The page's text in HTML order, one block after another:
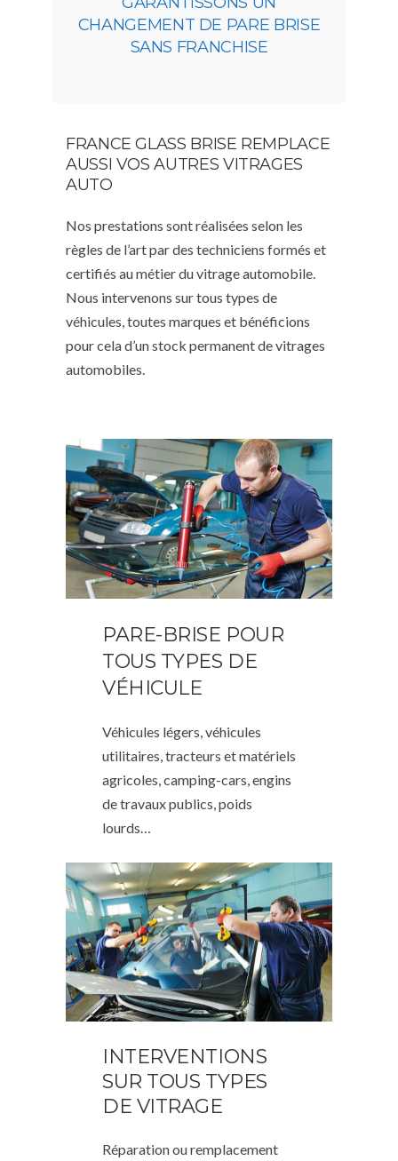
CHANGEMENT DE PARE BRISE
SANS FRANCHISE
FRANCE GLASS BRISE REMPLACE
AUSSI VOS AUTRES VITRAGES
AUTO
Nos prestations sont réalisées selon les
règles de l’art par des techniciens formés et
certifiés au métier du vitrage automobile.
Nous intervenons sur tous types de
véhicules, toutes marques et bénéficions
pour cela d’un stock permanent de vitrages
automobiles.
PARE-BRISE POUR
TOUS TYPES DE
VÉHICULE
Véhicules légers, véhicules
utilitaires, tracteurs et matériels
agricoles, camping-cars, engins
de travaux publics, poids
lourds…
INTERVENTIONS
SUR TOUS TYPES
DE VITRAGE
Réparation ou remplacement